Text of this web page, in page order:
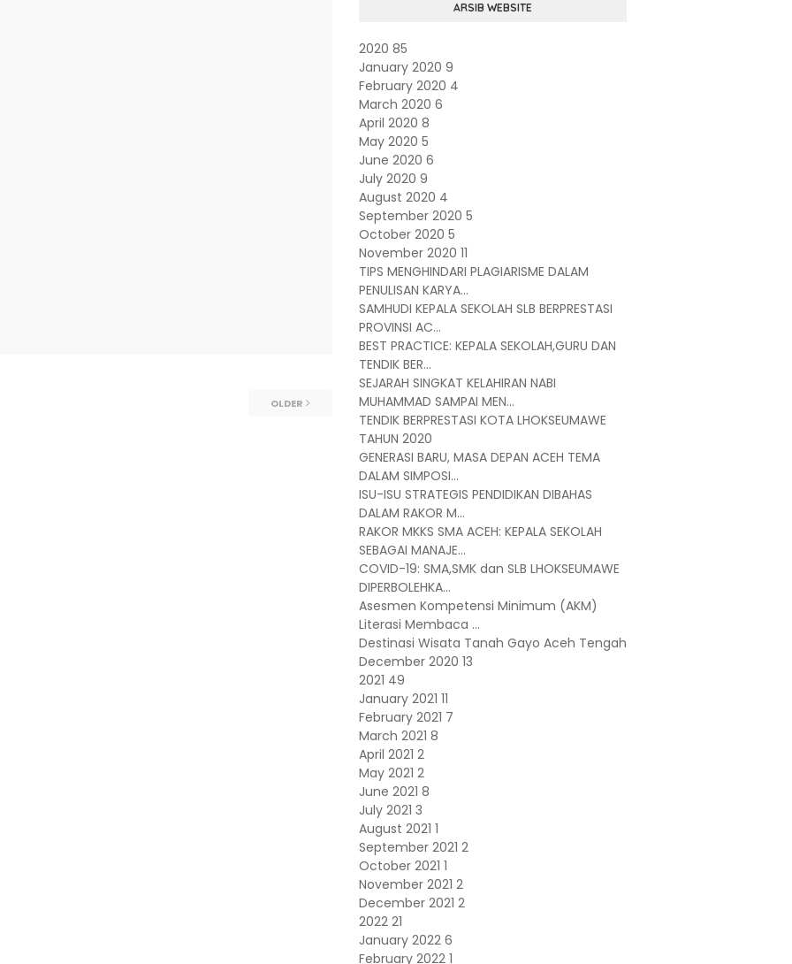
OLDER
ARSIB WEBSITE
2020 85
January 2020 9
February 2020 4
March 2020 6
April 2020 8
May 2020 5
June 2020 6
July 2020 9
August 2020 4
September 2020 5
October 2020 5
November 2020 11
TIPS MENGHINDARI PLAGIARISME DALAM
PENULISAN KARYA...
SAMHUDI KEPALA SEKOLAH SLB BERPRESTASI
PROVINSI AC...
BEST PRACTICE: KEPALA SEKOLAH,GURU DAN
TENDIK BER...
SEJARAH SINGKAT KELAHIRAN NABI
MUHAMMAD SAMPAI MEN...
TENDIK BERPRESTASI KOTA LHOKSEUMAWE
TAHUN 2020
GENERASI BARU, MASA DEPAN ACEH TEMA
DALAM SIMPOSI...
ISU-ISU STRATEGIS PENDIDIKAN DIBAHAS
DALAM RAKOR M...
RAKOR MKKS SMA ACEH: KEPALA SEKOLAH
SEBAGAI MANAJE...
COVID-19: SMA,SMK dan SLB LHOKSEUMAWE
DIPERBOLEHKA...
Asesmen Kompetensi Minimum (AKM)
Literasi Membaca ...
Destinasi Wisata Tanah Gayo Aceh Tengah
December 2020 13
2021 49
January 2021 11
February 2021 7
March 2021 8
April 2021 2
May 2021 2
June 2021 8
July 2021 3
August 2021 1
September 2021 2
October 2021 1
November 2021 2
December 2021 2
2022 21
January 2022 6
February 2022 1